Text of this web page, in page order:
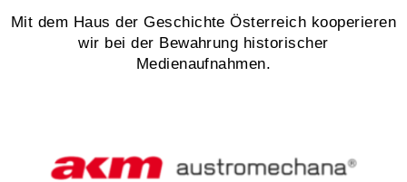
Mit dem Haus der Geschichte Österreich kooperieren
wir bei der Bewahrung historischer
Medienaufnahmen.